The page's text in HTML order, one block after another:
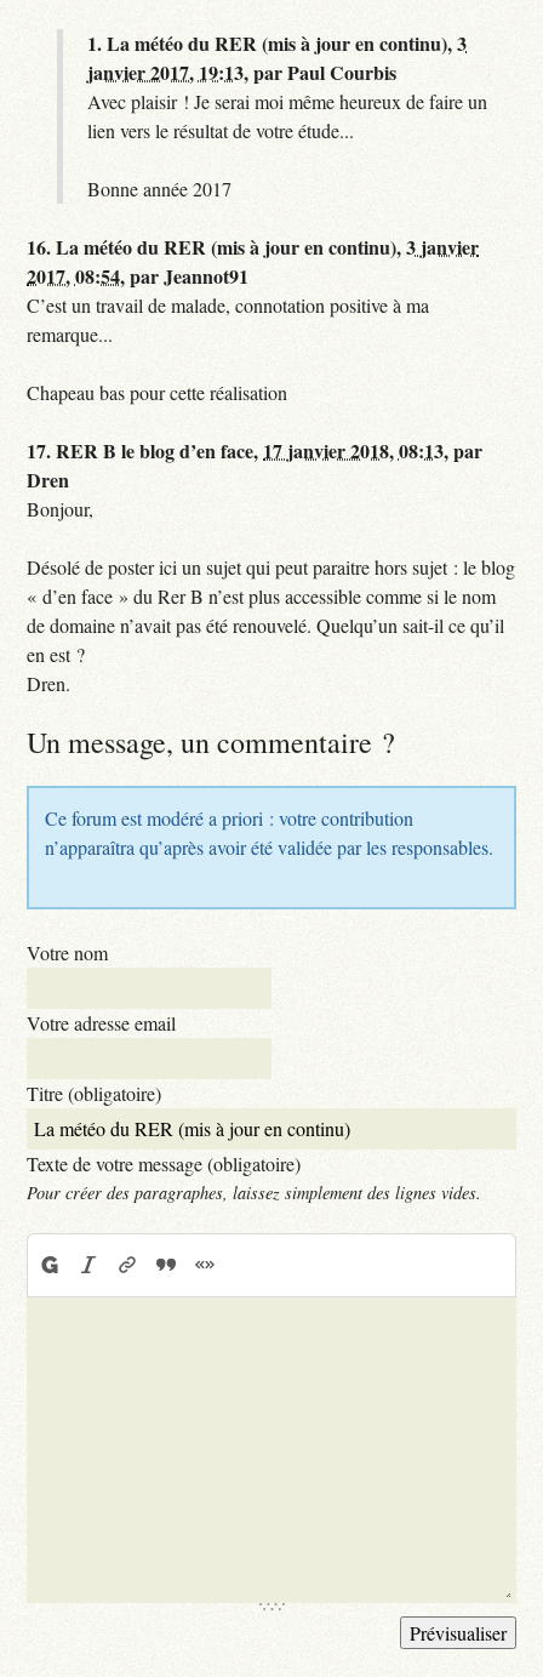
1.La météo du RER (mis à jour en continu),3
janvier 2017, 19:13,parPaul Courbis
Avec plaisir ! Je serai moi même heureux de faire un
lien vers le résultat de votre étude...
Bonne année 2017
16.La météo du RER (mis à jour en continu),3 janvier
2017, 08:54,parJeannot91
C’est un travail de malade, connotation positive à ma
remarque...
Chapeau bas pour cette réalisation
17.RER B le blog d’en face, 17 janvier 2018, 08:13,par
Dren
Bonjour,
Désolé de poster ici un sujet qui peut paraitre hors sujet : le blog
« d’en face » du Rer B n’est plus accessible comme si le nom
de domaine n’avait pas été renouvelé. Quelqu’un sait-il ce qu’il
en est ?
Dren.
Un message, un commentaire ?
Ce forum est modéré a priori : votre contribution
n’apparaîtra qu’après avoir été validée par les responsables.
Votre nom
Votre adresse email
Titre (obligatoire)
Texte de votre message (obligatoire)
Pour créer des paragraphes, laissez simplement des lignes vides.